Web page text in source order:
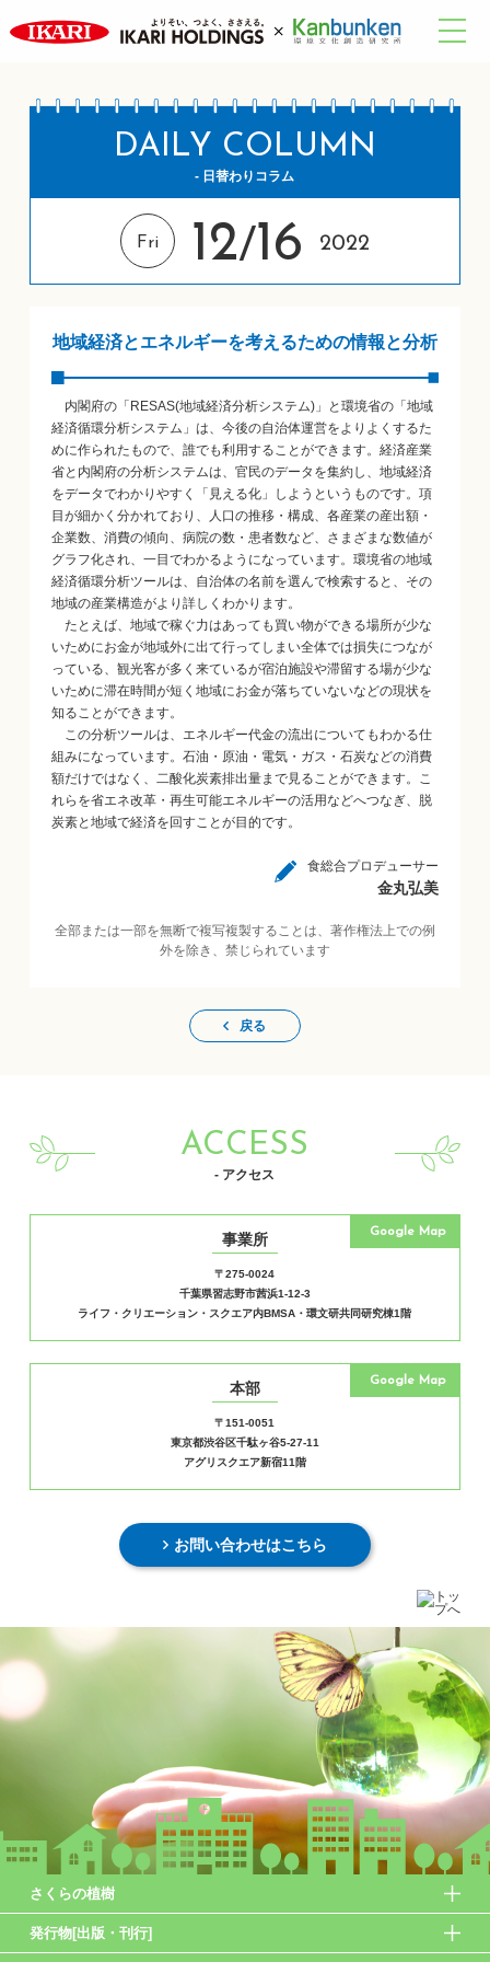
DAILY COLUMN
- 日替わりコラム
Fri 12/16 2022
地域経済とエネルギーを考えるための情報と分析
内閣府の「RESAS(地域経済分析システム)」と環境省の「地域
経済循環分析システム」は、今後の自治体運営をよりよくするた
めに作られたもので、誰でも利用することができます。経済産業
省と内閣府の分析システムは、官民のデータを集約し、地域経済
をデータでわかりやすく「見える化」しようというものです。項
目が細かく分かれており、人口の推移・構成、各産業の産出額・
企業数、消費の傾向、病院の数・患者数など、さまざまな数値が
グラフ化され、一目でわかるようになっています。環境省の地域
経済循環分析ツールは、自治体の名前を選んで検索すると、その
地域の産業構造がより詳しくわかります。
たとえば、地域で稼ぐ力はあっても買い物ができる場所が少な
いためにお金が地域外に出て行ってしまい全体では損失につなが
っている、観光客が多く来ているが宿泊施設や滞留する場が少な
いために滞在時間が短く地域にお金が落ちていないなどの現状を
知ることができます。
この分析ツールは、エネルギー代金の流出についてもわかる仕
組みになっています。石油・原油・電気・ガス・石炭などの消費
額だけではなく、二酸化炭素排出量まで見ることができます。こ
れらを省エネ改革・再生可能エネルギーの活用などへつなぎ、脱
炭素と地域で経済を回すことが目的です。
食総合プロデューサー
金丸弘美
全部または一部を無断で複写複製することは、著作権法上での例
外を除き、禁じられています
戻る
ACCESS
- アクセス
事業所
〒275-0024
千葉県習志野市茜浜1-12-3
ライフ・クリエーション・スクエア内BMSA・環文研共同研究棟1階
Google Map
本部
〒151-0051
東京都渋谷区千駄ヶ谷5-27-11
アグリスクエア新宿11階
Google Map
お問い合わせはこちら
さくらの植樹
発行物[出版・刊行]